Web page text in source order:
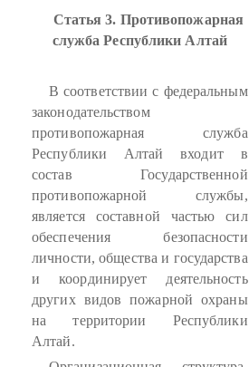
Статья 3. Противопожарная
служба Республики Алтай
В соответствии с федеральным
законодательством
противопожарная служба
Республики Алтай входит в
состав Государственной
противопожарной службы,
является составной частью сил
обеспечения безопасности
личности, общества и государства
и координирует деятельность
других видов пожарной охраны
на территории Республики
Алтай.